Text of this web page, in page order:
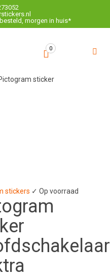
morgen in huis*
0
sticker
stickers ✓ Op voorraad